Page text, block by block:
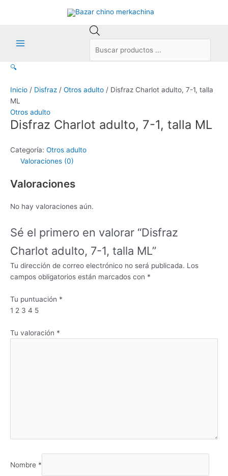
Menu
de
productos
🔍
Inicio / Disfraz / Otros adulto / Disfraz Charlot adulto, 7-1, talla
ML
Otros adulto
Disfraz Charlot adulto, 7-1, talla ML
Categoría: Otros adulto
Valoraciones (0)
Valoraciones
No hay valoraciones aún.
Sé el primero en valorar “Disfraz
Charlot adulto, 7-1, talla ML”
Tu dirección de correo electrónico no será publicada. Los
campos obligatorios están marcados con *
Tu puntuación *
1 2 3 4 5
Tu valoración *
Nombre *